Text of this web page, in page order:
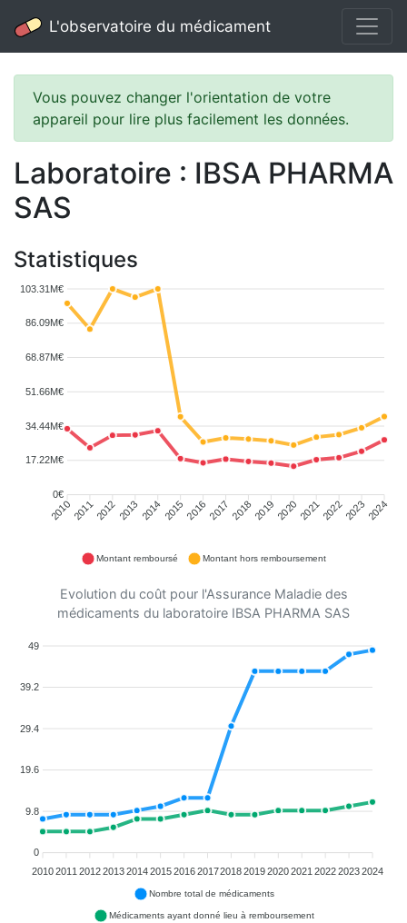
L'observatoire du médicament
Vous pouvez changer l'orientation de votre
appareil pour lire plus facilement les données.
Laboratoire : IBSA PHARMA
SAS
Statistiques
103.31M€
86.09M€
68.87M€
51.66M€
34.44M€
17.22M€
0€
2010201120122013 2014201520162017 2018201920202021202220232024
Montant remboursé Montant hors remboursement
Evolution du coût pour l'Assurance Maladie des
médicaments du laboratoire IBSA PHARMA SAS
49
39.2
29.4
19.6
9.8
0
20102011 20122013201420152016 20172018201920202021 202220232024
Nombre total de médicaments
Médicaments ayant donné lieu à remboursement